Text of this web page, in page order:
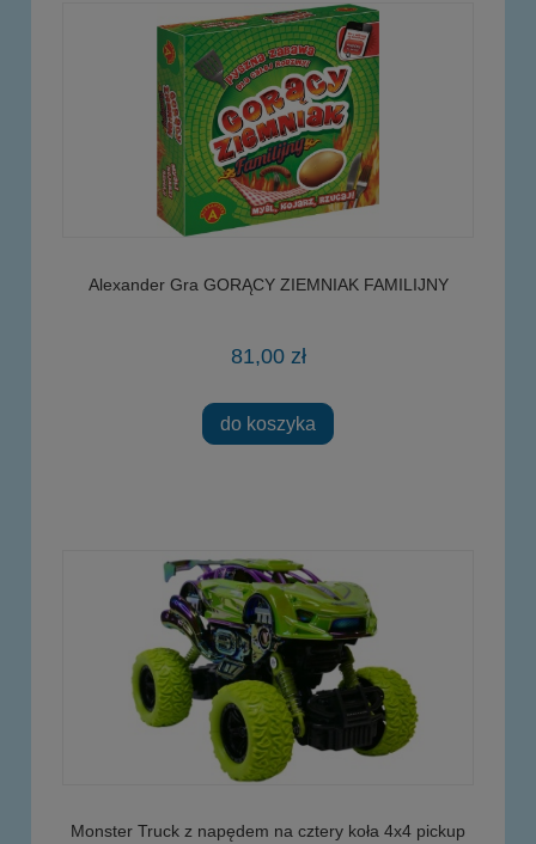
Alexander Gra GORĄCY ZIEMNIAK FAMILIJNY
81,00 zł
do koszyka
Monster Truck z napędem na cztery koła 4x4 pickup